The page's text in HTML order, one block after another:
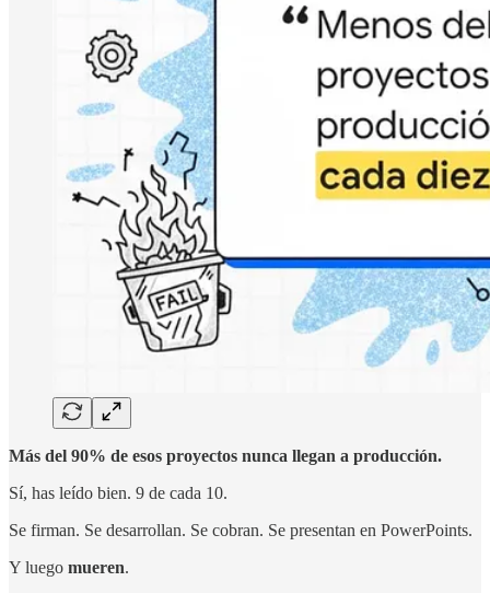
Más del 90% de esos proyectos nunca llegan a producción.
Sí, has leído bien. 9 de cada 10.
Se firman. Se desarrollan. Se cobran. Se presentan en PowerPoints.
Y luego mueren.